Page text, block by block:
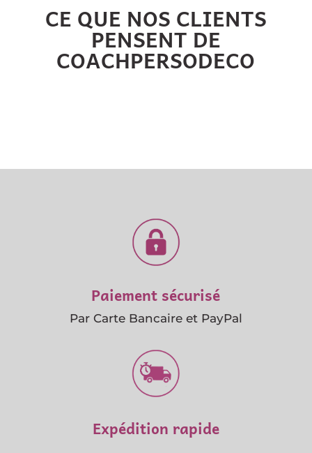
CE QUE NOS CLIENTS
PENSENT DE
COACHPERSODECO
Paiement sécurisé
Par Carte Bancaire et PayPal
Expédition rapide